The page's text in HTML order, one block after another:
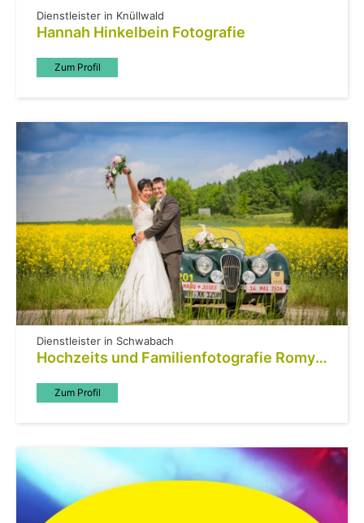
Dienstleister in Knüllwald
Hannah Hinkelbein Fotografie
Zum Profil
Dienstleister in Schwabach
Hochzeits und Familienfotografie Romy
Zum Profil